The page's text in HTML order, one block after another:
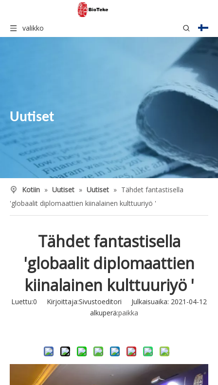
valikko
Uutiset
Kotiin » Uutiset » Uutiset » Tähdet fantastisella
'globaalit diplomaattien kiinalainen kulttuuriyö '
Tähdet fantastisella
'globaalit diplomaattien
kiinalainen kulttuuriyö '
Luettu:0 Kirjoittaja:Sivustoeditori Julkaisuaika: 2021-04-12
alkuperä:paikka